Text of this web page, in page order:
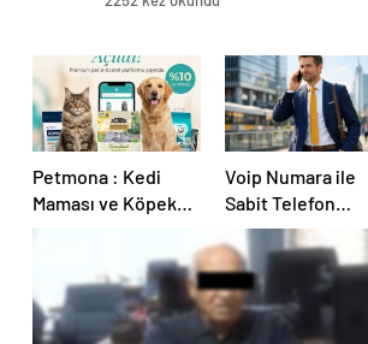
Petmona : Kedi
Maması ve Köpek
Maması İle Tüm
Ürünleri
Voip Numara ile
Sabit Telefon
Alternatifi Nasıl
Seçilir